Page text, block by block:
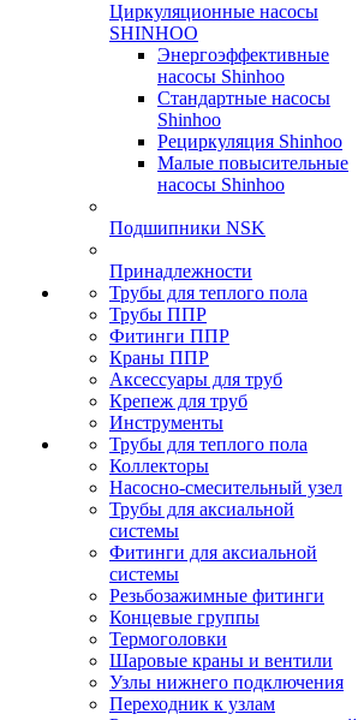
Циркуляционные насосы
SHINHOO
Энергоэффективные
насосы Shinhoo
Стандартные насосы
Shinhoo
Рециркуляция Shinhoo
Малые повысительные
насосы Shinhoo
Подшипники NSK
Принадлежности
Трубы для теплого пола
Трубы ППР
Фитинги ППР
Краны ППР
Аксессуары для труб
Крепеж для труб
Инструменты
Трубы для теплого пола
Коллекторы
Насосно-смесительный узел
Трубы для аксиальной
системы
Фитинги для аксиальной
системы
Резьбозажимные фитинги
Концевые группы
Термоголовки
Шаровые краны и вентили
Узлы нижнего подключения
Переходник к узлам